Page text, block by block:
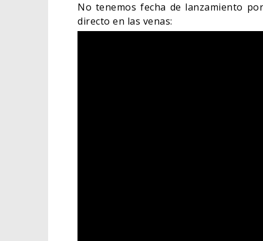
No tenemos fecha de lanzamiento
directo en las venas: